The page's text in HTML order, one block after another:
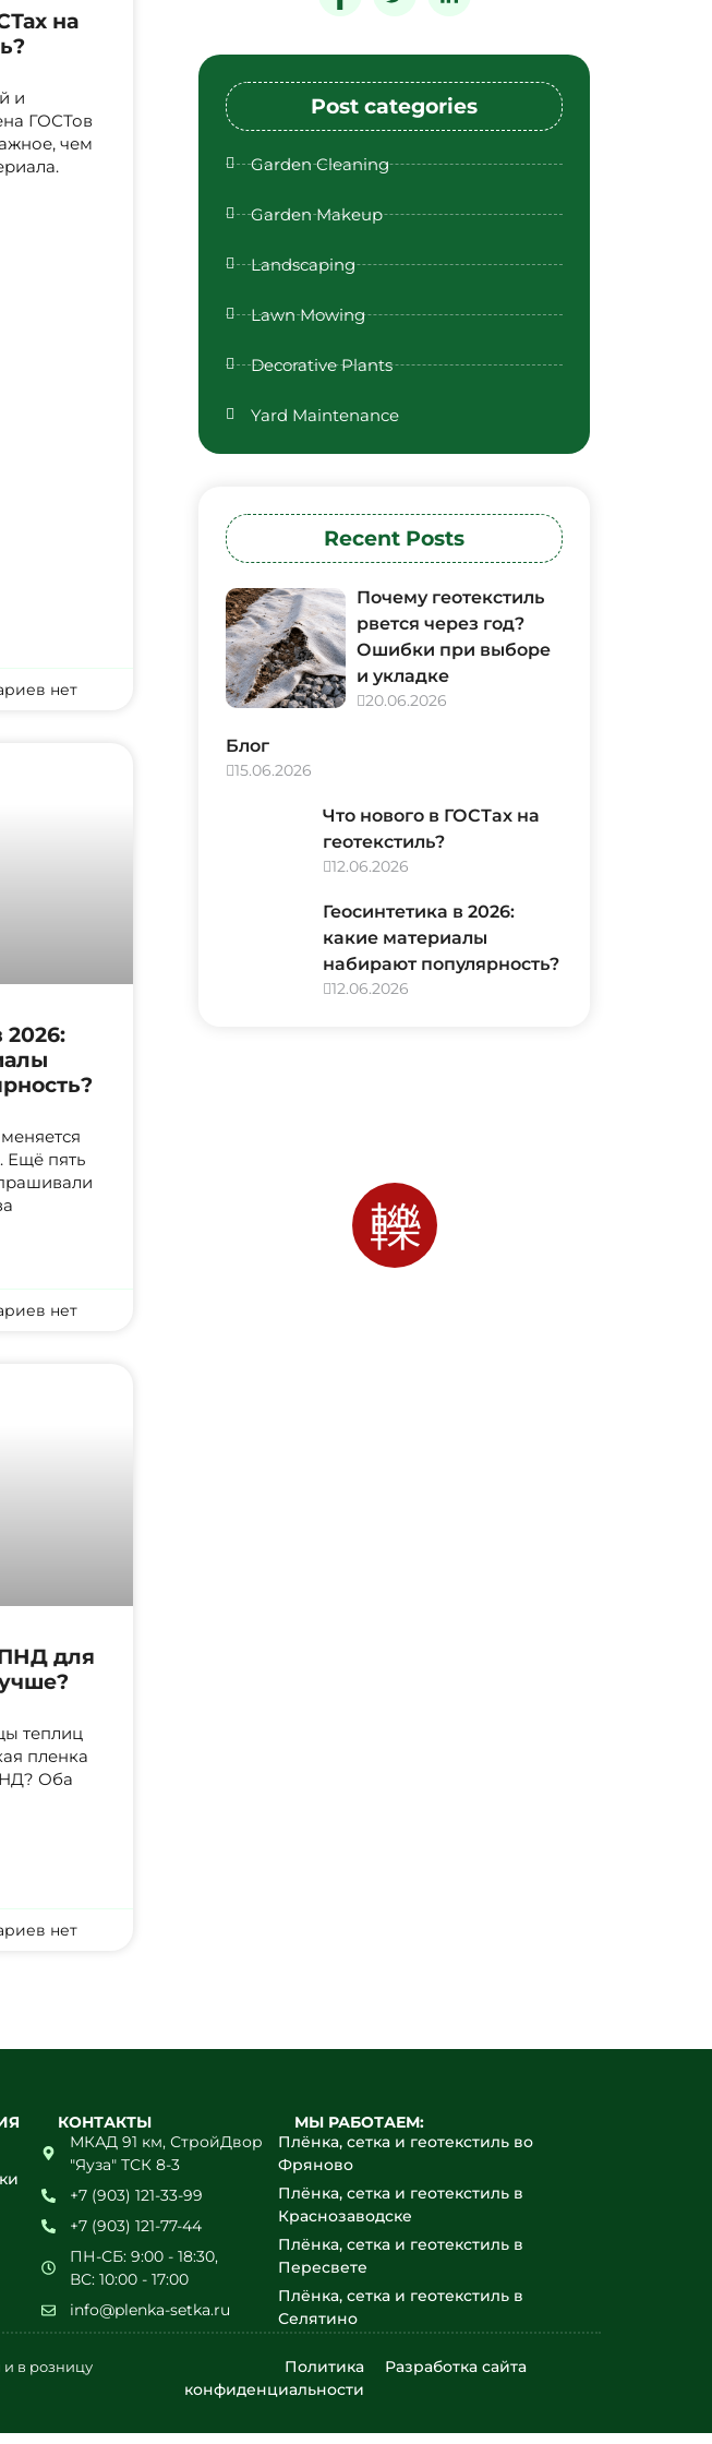
на
и
ГОСТов
чем
нет
2026:
Ещё пять
нет
для
теплиц
пленка
Оба
нет
Post categories
Garden Cleaning
Garden Makeup
Landscaping
Lawn Mowing
Decorative Plants
Yard Maintenance
Recent Posts
Почему геотекстиль
рвется через год?
Ошибки при выборе
и укладке
20.06.2026
Блог
15.06.2026
Что нового в ГОСТах на
геотекстиль?
12.06.2026
Геосинтетика в 2026:
какие материалы
набирают популярность?
12.06.2026
МЫ РАБОТАЕМ:
Плёнка, сетка и геотекстиль во
Фряново
Плёнка, сетка и геотекстиль в
Краснозаводске
Плёнка, сетка и геотекстиль в
Пересвете
Плёнка, сетка и геотекстиль в
Селятино
Софрино
Плёнка, сетка и геотекстиль в
КОНТАКТЫ
МКАД 91 км, СтройДвор
"Яуза" ТСК 8-3
+7 (903) 121-33-99
+7 (903) 121-77-44
ПН-СБ: 9:00 - 18:30,
ВС: 10:00 - 17:00
info@plenka-setka.ru
и в розницу
Политика
конфиденциальности
Разработка сайта